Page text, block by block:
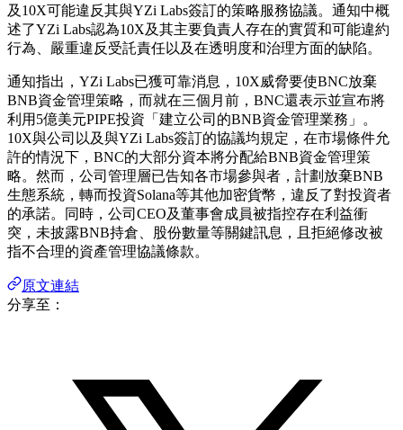
及10X可能違反其與YZi Labs簽訂的策略服務協議。通知中概
述了YZi Labs認為10X及其主要負責人存在的實質和可能違約
行為、嚴重違反受託責任以及在透明度和治理方面的缺陷。
通知指出，YZi Labs已獲可靠消息，10X威脅要使BNC放棄
BNB資金管理策略，而就在三個月前，BNC還表示並宣布將
利用5億美元PIPE投資「建立公司的BNB資金管理業務」。
10X與公司以及與YZi Labs簽訂的協議均規定，在市場條件允
許的情況下，BNC的大部分資本將分配給BNB資金管理策
略。然而，公司管理層已告知各市場參與者，計劃放棄BNB
生態系統，轉而投資Solana等其他加密貨幣，違反了對投資者
的承諾。同時，公司CEO及董事會成員被指控存在利益衝
突，未披露BNB持倉、股份數量等關鍵訊息，且拒絕修改被
指不合理的資產管理協議條款。
原文連結
分享至：